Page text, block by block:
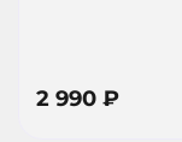
2 990 ₽